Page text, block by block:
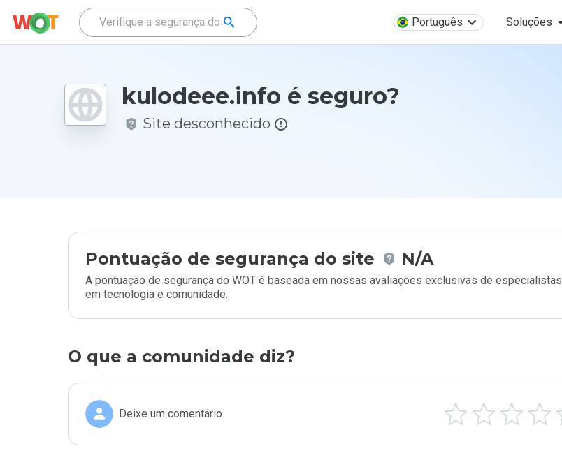
Português Soluções
kulodeee.info é seguro?
Site desconhecido
Pontuação de segurança do site N/A
A pontuação de segurança do WOT é baseada em nossas avaliações exclusivas de especialistas
em tecnologia e comunidade.
O que a comunidade diz?
Deixe um comentário